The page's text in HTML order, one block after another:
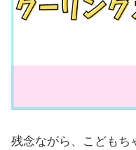
残念ながら、こどもち